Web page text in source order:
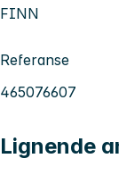
FINN
Referanse
465076607
Lignende